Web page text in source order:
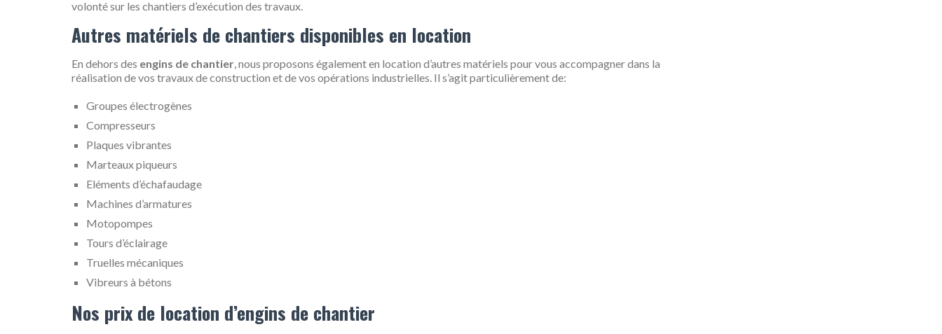
volonté sur les chantiers d’exécution des travaux.
Autres matériels de chantiers disponibles en location
En dehors des engins de chantier , nous proposons également en location d’autres matériels pour vous accompagner dans la
réalisation de vos travaux de construction et de vos opérations industrielles. Il s’agit particulièrement de:
Groupes électrogènes
Compresseurs
Plaques vibrantes
Marteaux piqueurs
Eléments d’échafaudage
Machines d’armatures
Motopompes
Tours d’éclairage
Truelles mécaniques
Vibreurs à bétons
Nos prix de location d’engins de chantier